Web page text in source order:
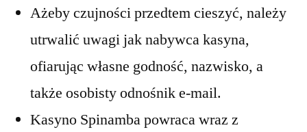
Ażeby czujności przedtem cieszyć, należy
utrwalić uwagi jak nabywca kasyna,
ofiarując własne godność, nazwisko, a
także osobisty odnośnik e-mail.
Kasyno Spinamba powraca wraz z